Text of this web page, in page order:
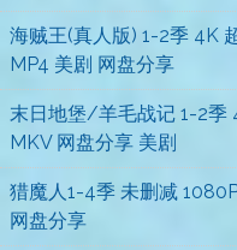
海贼王(真人版) 1-2季 4K
MP4 美剧 网盘分享
末日地堡/羊毛战记 1-2季
MKV 网盘分享 美剧
猎魔人1-4季 未删减
网盘分享